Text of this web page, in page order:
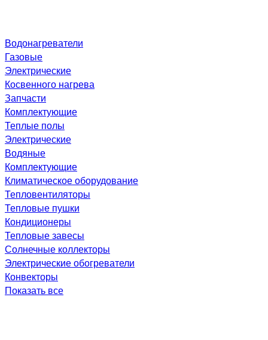
Водонагреватели
Газовые
Электрические
Косвенного нагрева
Запчасти
Комплектующие
Теплые полы
Электрические
Водяные
Комплектующие
Климатическое оборудование
Тепловентиляторы
Тепловые пушки
Кондиционеры
Тепловые завесы
Солнечные коллекторы
Электрические обогреватели
Конвекторы
Показать все